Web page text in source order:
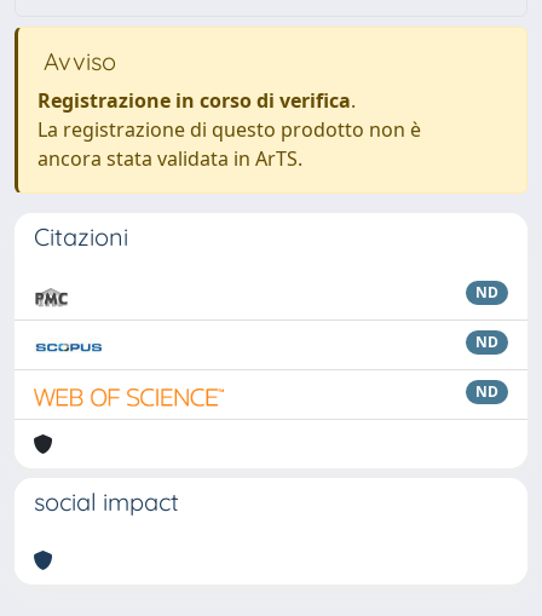
Avviso
Registrazione in corso di verifica.
La registrazione di questo prodotto non è
ancora stata validata in ArTS.
Citazioni
ND
ND
ND
social impact